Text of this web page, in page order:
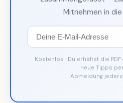
Mitnehmen in
Kostenlos · Du erhältst die
neue Tipps
Abmeldung